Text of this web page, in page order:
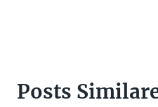
Posts